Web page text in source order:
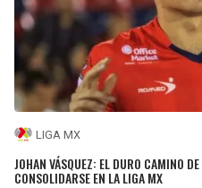
LIGA MX
JOHAN VÁSQUEZ: EL DURO CAMINO
CONSOLIDARSE EN LA LIGA MX